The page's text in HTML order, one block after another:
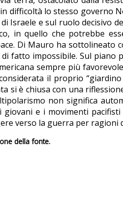
difficoltà lo stesso governo
Israele e sul ruolo decisivo
in quello che potrebbe
Di Mauro ha sottolineato
fatto impossibile. Sul piano
sempre più
il proprio
è chiusa con una
non significa
e i movimenti
verso la guerra per ragioni
della fonte.